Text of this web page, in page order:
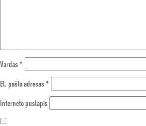
Vardas*
El. pašto adresas*
Interneto puslapis